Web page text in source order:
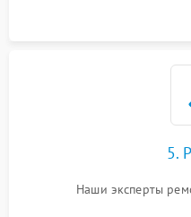
5.
Наши эксперты